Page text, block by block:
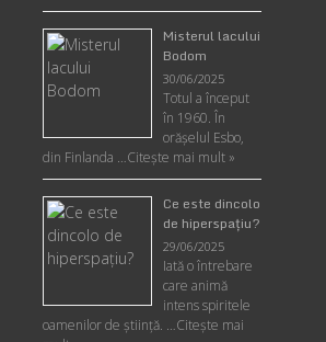
Misterul lacului
Bodom
30/06/2025
Totul a început
în 1960. În
orășelul Esbo,
din Finlanda …Citește mai mult »
Ce este dincolo
de hiperspaţiu?
29/06/2025
Iată o întrebare
care animă
intens spiritele
oamenilor de ştiinţă. …Citește mai